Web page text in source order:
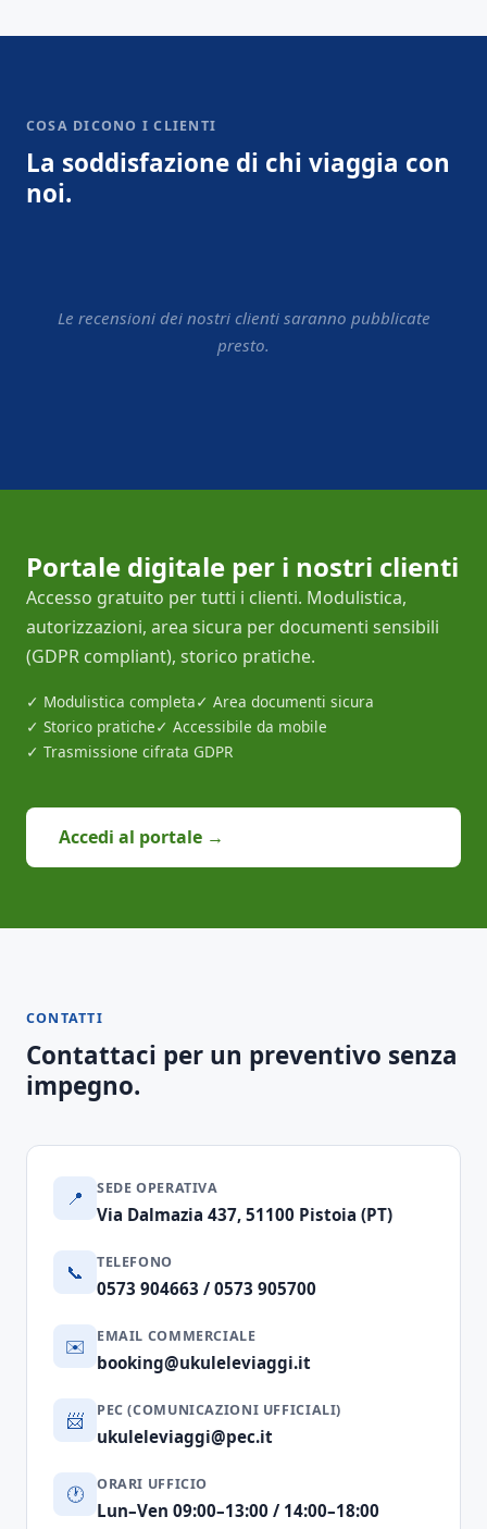
COSA DICONO I CLIENTI
La soddisfazione di chi viaggia con
noi.
Le recensioni dei nostri clienti saranno pubblicate
presto.
Portale digitale per i nostri clienti
Accesso gratuito per tutti i clienti. Modulistica,
autorizzazioni, area sicura per documenti sensibili
(GDPR compliant), storico pratiche.
✓ Modulistica completa✓ Area documenti sicura
✓ Storico pratiche✓ Accessibile da mobile
✓ Trasmissione cifrata GDPR
Accedi al portale →
CONTATTI
Contattaci per un preventivo senza
impegno.
📍 SEDE OPERATIVA
Via Dalmazia 437, 51100 Pistoia (PT)
📞 TELEFONO
0573 904663 / 0573 905700
✉️ EMAIL COMMERCIALE
booking@ukuleleviaggi.it
📨 PEC (COMUNICAZIONI UFFICIALI)
ukuleleviaggi@pec.it
🕐 ORARI UFFICIO
Lun–Ven 09:00–13:00 / 14:00–18:00